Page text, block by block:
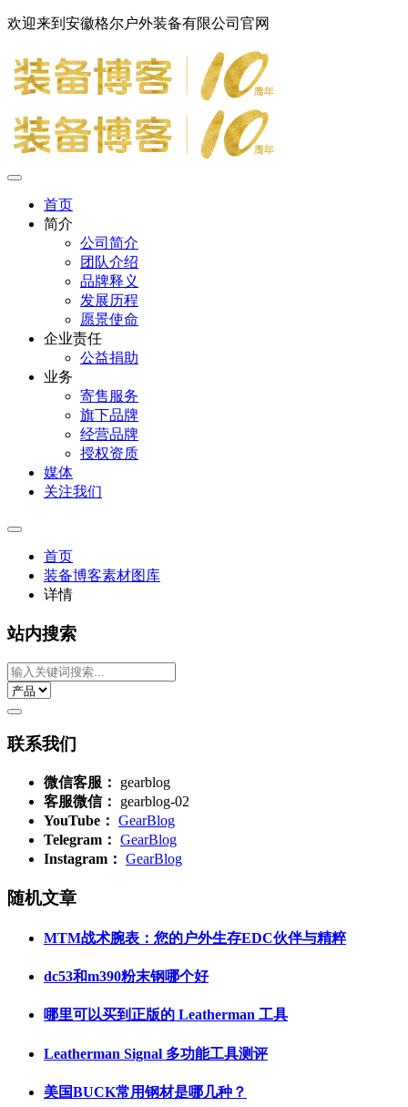
欢迎来到安徽格尔户外装备有限公司官网
首页
简介
公司简介
团队介绍
品牌释义
发展历程
愿景使命
企业责任
公益捐助
业务
寄售服务
旗下品牌
经营品牌
授权资质
媒体
关注我们
首页
装备博客素材图库
详情
站内搜索
联系我们
微信客服：
gearblog
客服微信：
gearblog-02
YouTube： GearBlog
Telegram： GearBlog
Instagram： GearBlog
随机文章
MTM战术腕表：您的户外生存EDC伙伴与精粹
dc53和m390粉末钢哪个好
哪里可以买到正版的 Leatherman 工具
Leatherman Signal 多功能工具测评
美国BUCK常用钢材是哪几种？